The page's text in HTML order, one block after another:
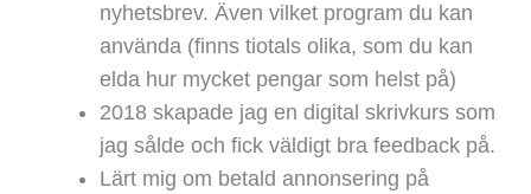
nyhetsbrev. Även vilket program du kan
använda (finns tiotals olika, som du kan
elda hur mycket pengar som helst på)
2018 skapade jag en digital skrivkurs som
jag sålde och fick väldigt bra feedback på.
Lärt mig om betald annonsering på